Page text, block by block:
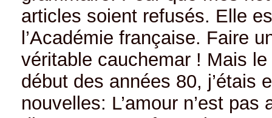
articles soient refusés. Elle
l’Académie française. Faire
véritable cauchemar ! Mais le
début des années 80, j’étais
nouvelles: L’amour n’est